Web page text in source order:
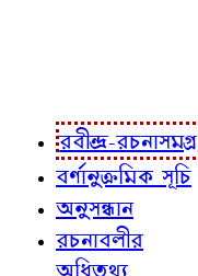
রবীন্দ্র-রচনাসমগ্র
বর্ণানুক্রমিক সূচি
অনুসন্ধান
রচনাবলীর
অধিতথ্য